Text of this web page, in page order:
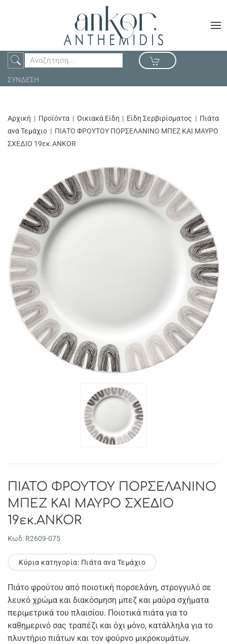
ΣΥΝΔΕΣΗ
Αρχική Προϊόντα Οικιακά Είδη Είδη Σερβιρίσματος
Πιάτα
ανά Τεμάχιο
ΠΙΑΤΟ ΦΡΟΥΤΟΥ ΠΟΡΣΕΛΑΝΙΝΟ ΜΠΕΖ ΚΑΙ ΜΑΥΡΟ
ΣΧΕΔΙΟ 19εκ.ANKOR
ΠΙΑΤΟ ΦΡΟΥΤΟΥ ΠΟΡΣΕΛΑΝΙΝΟ
ΜΠΕΖ ΚΑΙ ΜΑΥΡΟ ΣΧΕΔΙΟ
19εκ.ANKOR
Κωδ: R2609-075
Κύρια κατηγορία: Πιάτα ανα Τεμάχιο
Πιάτο φρούτου από ποιοτική πορσελάνη, στρογγυλό σε
λευκό χρώμα και διακόσμηση μπεζ και μαύρα σχήματα
περιμετρικά του πλαισίου. Ποιοτικά πιάτα για το
καθημερινό σας τραπέζι και όχι μόνο, κατάλληλα για το
πλυντήριο πιάτων και τον φούρνο μικροκυμάτων.